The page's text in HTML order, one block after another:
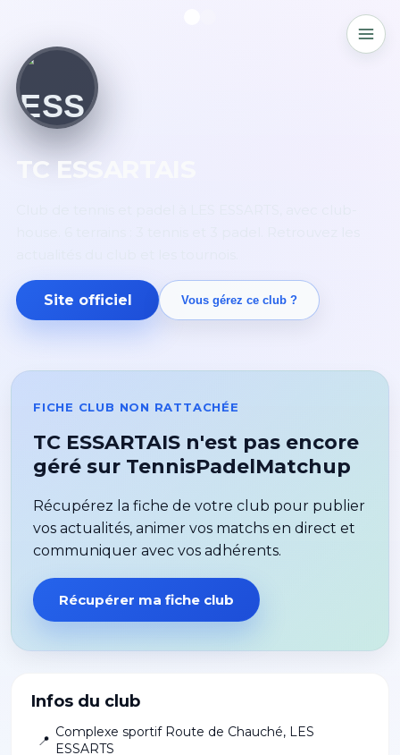
TC ESSARTAIS
Site officiel Vous gérez ce club ?
Infos du club
📍
Complexe sportif Route de Chauché, LES
ESSARTS
FICHE CLUB NON RATTACHÉE
TC ESSARTAIS n'est pas encore
géré sur TennisPadelMatchup
Récupérez la fiche de votre club pour publier
vos actualités, animer vos matchs en direct et
communiquer avec vos adhérents.
Récupérer ma fiche club